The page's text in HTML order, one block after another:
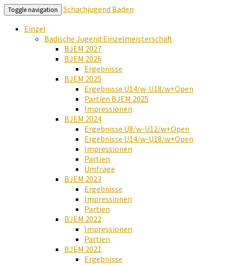
Toggle navigation
Schachjugend Baden
Einzel
Badische Jugend Einzelmeisterschaft
BJEM 2027
BJEM 2026
Ergebnisse
BJEM 2025
Ergebnisse U14/w-U18/w+Open
Partien BJEM 2025
Impressionen
BJEM 2024
Ergebnisse U8/w-U12/w+Open
Ergebnisse U14/w-U18/w+Open
Impressionen
Partien
Umfrage
BJEM 2023
Ergebnisse
Impressionen
Partien
BJEM 2022
Impressionen
Partien
BJEM 2021
Ergebnisse